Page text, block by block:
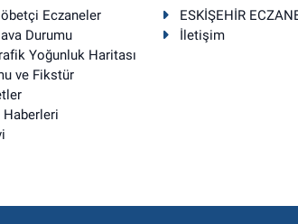
Eczaneler
Durumu
Yoğunluk Haritası
ve Fikstür
ESKİŞEHİR
İletişim